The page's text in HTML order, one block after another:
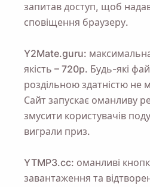
запитав доступ, щоб
сповіщення браузеру.
Y2Mate.guru:
якість – 720p. Будь-які
роздільною здатністю не
Сайт запускає оманливу
змусити користувачів
виграли приз.
YTMP3.cc: оманливі
завантаження та